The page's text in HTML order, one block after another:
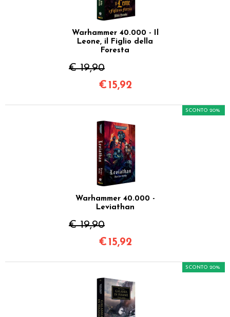
Warhammer 40.000 - Il
Leone, il Figlio della
Foresta
€ 19,90
€ 15,92
Warhammer 40.000 -
Leviathan
€ 19,90
SCONTO 20%
€ 15,92
SCONTO 20%